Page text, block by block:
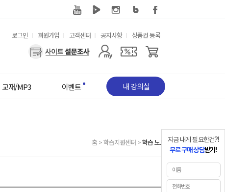
로그인 회원가입 고객센터 공지사항
상품권 등록
사
용
뉴
교재/MP3 이벤트 내 강의실
홈 >학습지원센터 >학습 노트
지금 내게 필요한건?!
무료 구매 상담받기!